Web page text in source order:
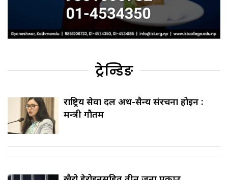
ट्रेन्डिङ
राष्ट्रिय सेवा दल अर्ध-सैन्य संरचना होइन :
मन्त्री गौतम